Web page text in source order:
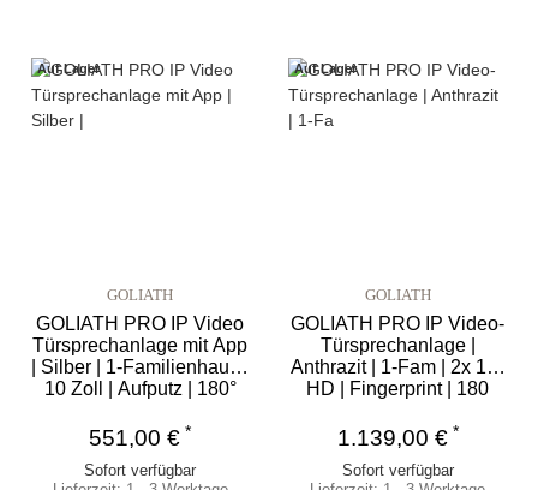
Auf Lager
GOLIATH
GOLIATH PRO IP Video
Türsprechanlage mit App
| Silber | 1-Familienhaus |
10 Zoll | Aufputz | 180°
551,00 € *
Sofort verfügbar
Auf Lager
GOLIATH
GOLIATH PRO IP Video-
Türsprechanlage |
Anthrazit | 1-Fam | 2x 10"
HD | Fingerprint | 180
1.139,00 €*
Sofort verfügbar